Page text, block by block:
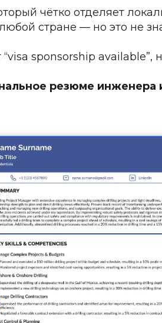
чётко отделяет
стране — но это не
sponsorship available”,
резюме инженера